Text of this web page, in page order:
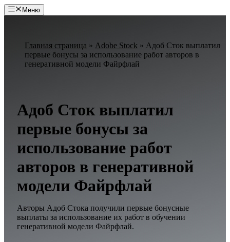
Перейти
к
Меню
Главная страница » Adobe Stock » Адоб Сток выплатил
первые бонусы за использование работ авторов в
генеративной модели Файрфлай
Адоб Сток выплатил
первые бонусы за
использование работ
авторов в генеративной
модели Файрфлай
Авторы Адоб Стока получили первые бонусные
выплаты за использование их работ в обучении
генеративной модели Файрфлай.